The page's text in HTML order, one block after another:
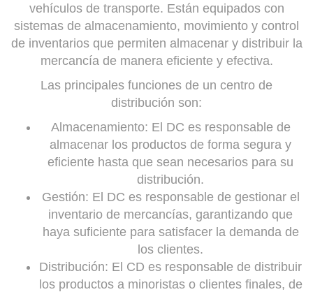
vehículos de transporte. Están equipados con
sistemas de almacenamiento, movimiento y control
de inventarios que permiten almacenar y distribuir la
mercancía de manera eficiente y efectiva.
Las principales funciones de un centro de
distribución son:
Almacenamiento: El DC es responsable de
almacenar los productos de forma segura y
eficiente hasta que sean necesarios para su
distribución.
Gestión: El DC es responsable de gestionar el
inventario de mercancías, garantizando que
haya suficiente para satisfacer la demanda de
los clientes.
Distribución: El CD es responsable de distribuir
los productos a minoristas o clientes finales, de